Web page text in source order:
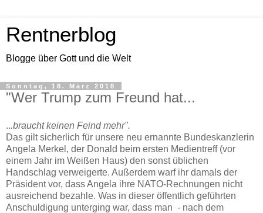
Rentnerblog
Blogge über Gott und die Welt
Sonntag, 18. März 2018
"Wer Trump zum Freund hat...
...braucht keinen Feind mehr".
Das gilt sicherlich für unsere neu ernannte Bundeskanzlerin
Angela Merkel, der Donald beim ersten Medientreff (vor
einem Jahr im Weißen Haus) den sonst üblichen
Handschlag verweigerte. Außerdem warf ihr damals der
Präsident vor, dass Angela ihre NATO-Rechnungen nicht
ausreichend bezahle. Was in dieser öffentlich geführten
Anschuldigung unterging war, dass man - nach dem